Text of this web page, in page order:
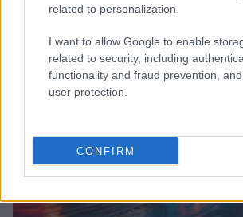
related to personalization.
I want to allow Google to enable
related to security, including
functionality and fraud prevention,
user protection.
CONFIRM
Bruno Costa · 5 ago 2026
FINANÇA